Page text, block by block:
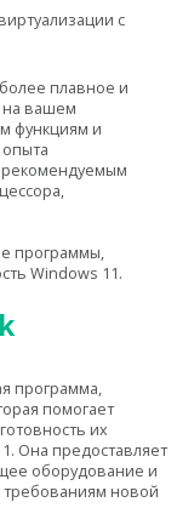
с
плавное и
на вашем
функциям и
рекомендуемым
программы,
Windows 11.
программа,
помогает
их
Она предоставляет
оборудование и
новой